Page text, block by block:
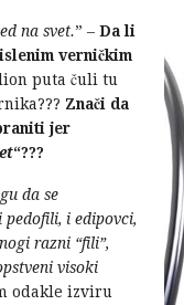
na svet.” –Da li
verničkim
puta čuli tu
Znači da
jer
“???
da se
i edipovci,
razni “fili”,
visoki
odakle izviru